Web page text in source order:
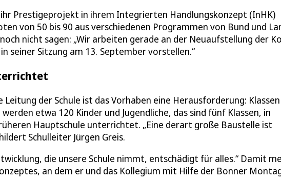
Prestigeprojekt in ihrem Integrierten Handlungskonzept (InHK)
von 50 bis 90 aus verschiedenen Programmen von Bund und
nicht sagen: „Wir arbeiten gerade an der Neuaufstellung der
seiner Sitzung am 13. September vorstellen.“
der Schule ist das Vorhaben eine Herausforderung: Klassen
etwa 120 Kinder und Jugendliche, das sind fünf Klassen, in
Hauptschule unterrichtet. „Eine derart große Baustelle ist
Schulleiter Jürgen Greis.
die unsere Schule nimmt, entschädigt für alles.“ Damit
an dem er und das Kollegium mit Hilfe der Bonner